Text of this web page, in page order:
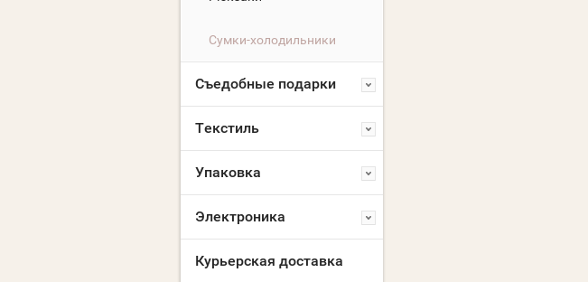
Сумки-холодильники
Съедобные подарки
Текстиль
Упаковка
Электроника
Курьерская доставка